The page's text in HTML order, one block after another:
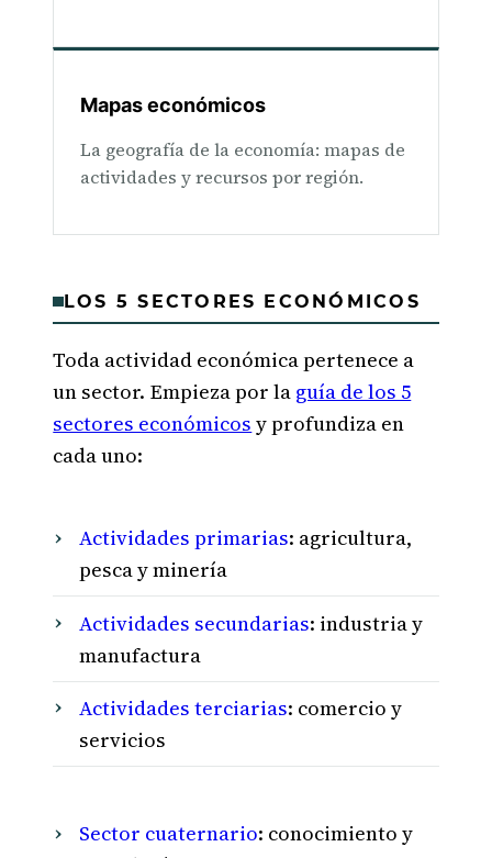
Mapas económicos
La geografía de la economía: mapas de
actividades y recursos por región.
LOS 5 SECTORES ECONÓMICOS
Toda actividad económica pertenece a
un sector. Empieza por la guía de los 5
sectores económicos y profundiza en
cada uno:
Actividades primarias: agricultura,
pesca y minería
Actividades secundarias: industria y
manufactura
Actividades terciarias: comercio y
servicios
Sector cuaternario: conocimiento y